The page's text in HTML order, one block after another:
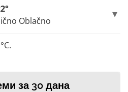
Oblačno
за 30 дана